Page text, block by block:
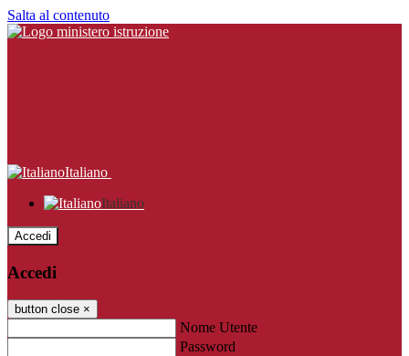
Salta al contenuto
Italiano
Italiano
Accedi
Accedi
button close ×
Nome Utente
Password